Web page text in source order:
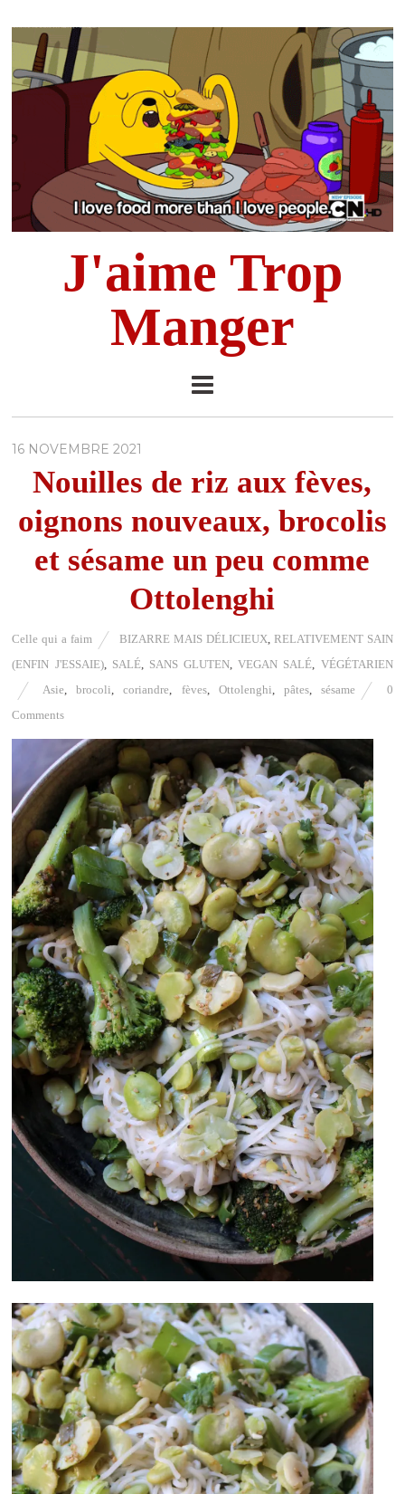
J'aime Trop
Manger
16 NOVEMBRE 2021
Nouilles de riz aux fèves,
oignons nouveaux, brocolis
et sésame un peu comme
Ottolenghi
Celle qui a faim BIZARRE MAIS DÉLICIEUX RELATIVEMENT SAIN
(ENFIN J'ESSAIE), SALÉ, SANS GLUTEN ,VEGAN SALÉ
VÉGÉTARIEN
Asie ,brocoli ,coriandre fèves, Ottolenghi pâtes, sésame
0
Comments